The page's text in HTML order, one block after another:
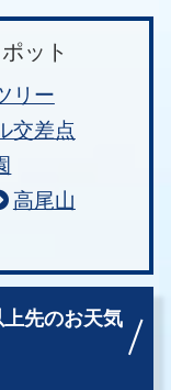
ット
リー
交差点
高尾山
上先のお天気